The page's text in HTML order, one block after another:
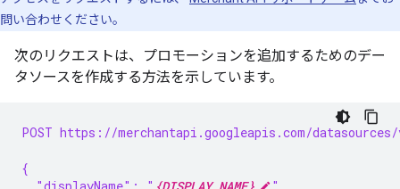
問い合わせください。
次のリクエストは、プロモーションを追加するためのデー
タソースを作成する方法を示しています。
POST https://merchantapi.googleapis.com/
{